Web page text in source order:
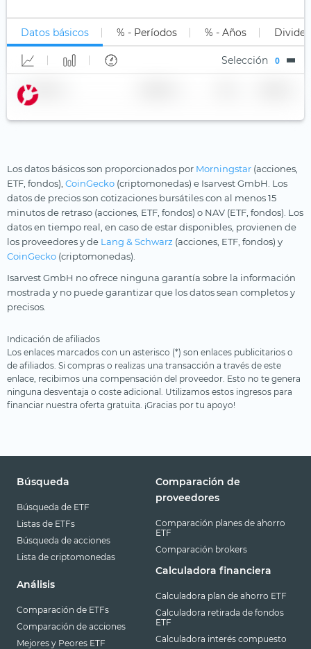
Lujo y estilo de vida
Madera
Marcas sólidas
Minas de plata
Multi-Asset
Pagos digitales
Principios cristianos
Private Equity
Química
Salud
Semiconductores
Tecnología médica
Long Leveraged
Corto
Apalancamiento corto
Datos básicos % - Períodos % - Años
Selección 0
Nombre
Los datos básicos son proporcionados por Morningstar (acciones,
ETF, fondos), CoinGecko (criptomonedas) e Isarvest GmbH. Los
datos de precios son cotizaciones bursátiles con al menos 15
minutos de retraso (acciones, ETF, fondos) o NAV (ETF, fondos). Los
datos en tiempo real, en caso de estar disponibles, provienen de
los proveedores y de Lang & Schwarz (acciones, ETF, fondos) y
CoinGecko (criptomonedas).
Isarvest GmbH no ofrece ninguna garantía sobre la información
mostrada y no puede garantizar que los datos sean completos y
precisos.
Indicación de afiliados
Los enlaces marcados con un asterisco (*) son enlaces publicitarios o
de afiliados. Si compras o realizas una transacción a través de este
enlace, recibimos una compensación del proveedor. Esto no te genera
ninguna desventaja o coste adicional. Utilizamos estos ingresos para
financiar nuestra oferta gratuita. ¡Gracias por tu apoyo!
Búsqueda
Búsqueda de ETF
Listas de ETFs
Búsqueda de acciones
Lista de criptomonedas
Análisis
Comparación de ETFs
Comparación de acciones
Mejores y Peores ETF
Comparación de
proveedores
Comparación planes de ahorro
ETF
Comparación brokers
Calculadora financiera
Calculadora plan de ahorro ETF
Calculadora retirada de fondos
ETF
Calculadora interés compuesto